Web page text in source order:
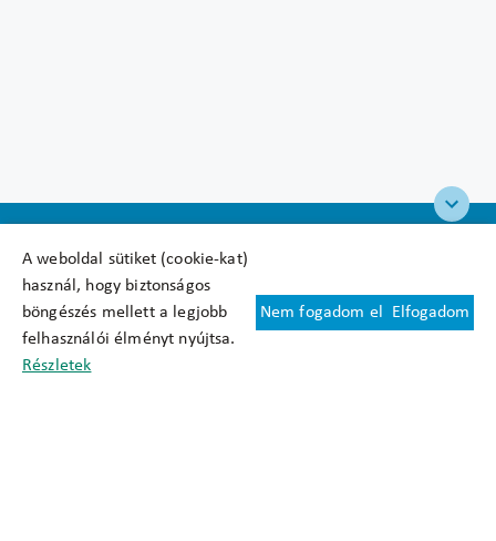
A weboldal sütiket (cookie-kat)
használ, hogy biztonságos
böngészés mellett a legjobb
felhasználói élményt nyújtsa.
Részletek
Nem fogadom el Elfogadom
Felhasználási feltételek